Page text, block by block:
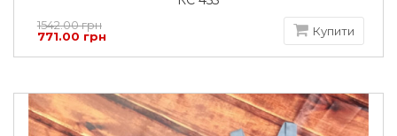
1542.00 грн
771.00 грн
Купити